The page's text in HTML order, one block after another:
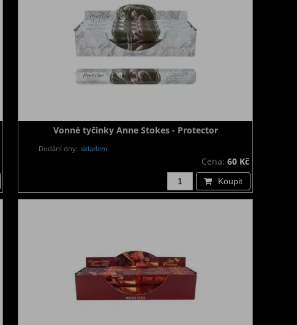
Vonné tyčinky Anne Stokes - Protector
Dodání dny: skladem
Cena: 60 Kč
Koupit